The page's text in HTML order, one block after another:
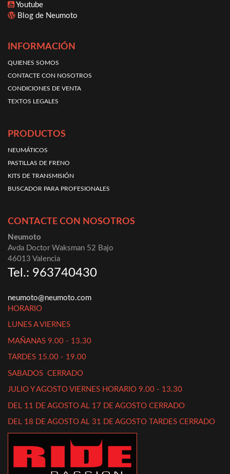
Youtube
Blog de Neumoto
INFORMACIÓN
QUIENES SOMOS
CONTACTE CON NOSOTROS
CONDICIONES DE VENTA
TEXTOS LEGALES
PRODUCTOS
NEUMÁTICOS
PASTILLAS DE FRENO
KITS DE TRANSMISIÓN
BUSCADOR PARA PROFESIONALES
CONTACTE CON NOSOTROS
Neumoto
Avda Doctor Waksman 52 Bajo
46013 Valencia
Tel.: 963740430
neumoto@neumoto.com
HORARIO
LUNES A VIERNES
MAÑANAS 9.00 - 13.30
TARDES 15.00 - 19.00
SABADOS CERRADO
JULIO Y AGOSTO VIERNES HORARIO 9.00 - 13.30
DEL 11 DE AGOSTO AL 17 DE AGOSTO CERRADO
DEL 18 DE AGOSTO AL 31 DE AGOSTO TARDES CERRADO